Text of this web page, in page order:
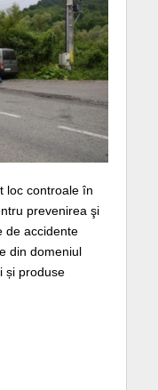
loc controale în
prevenirea şi
de accidente
din domeniul
și produse